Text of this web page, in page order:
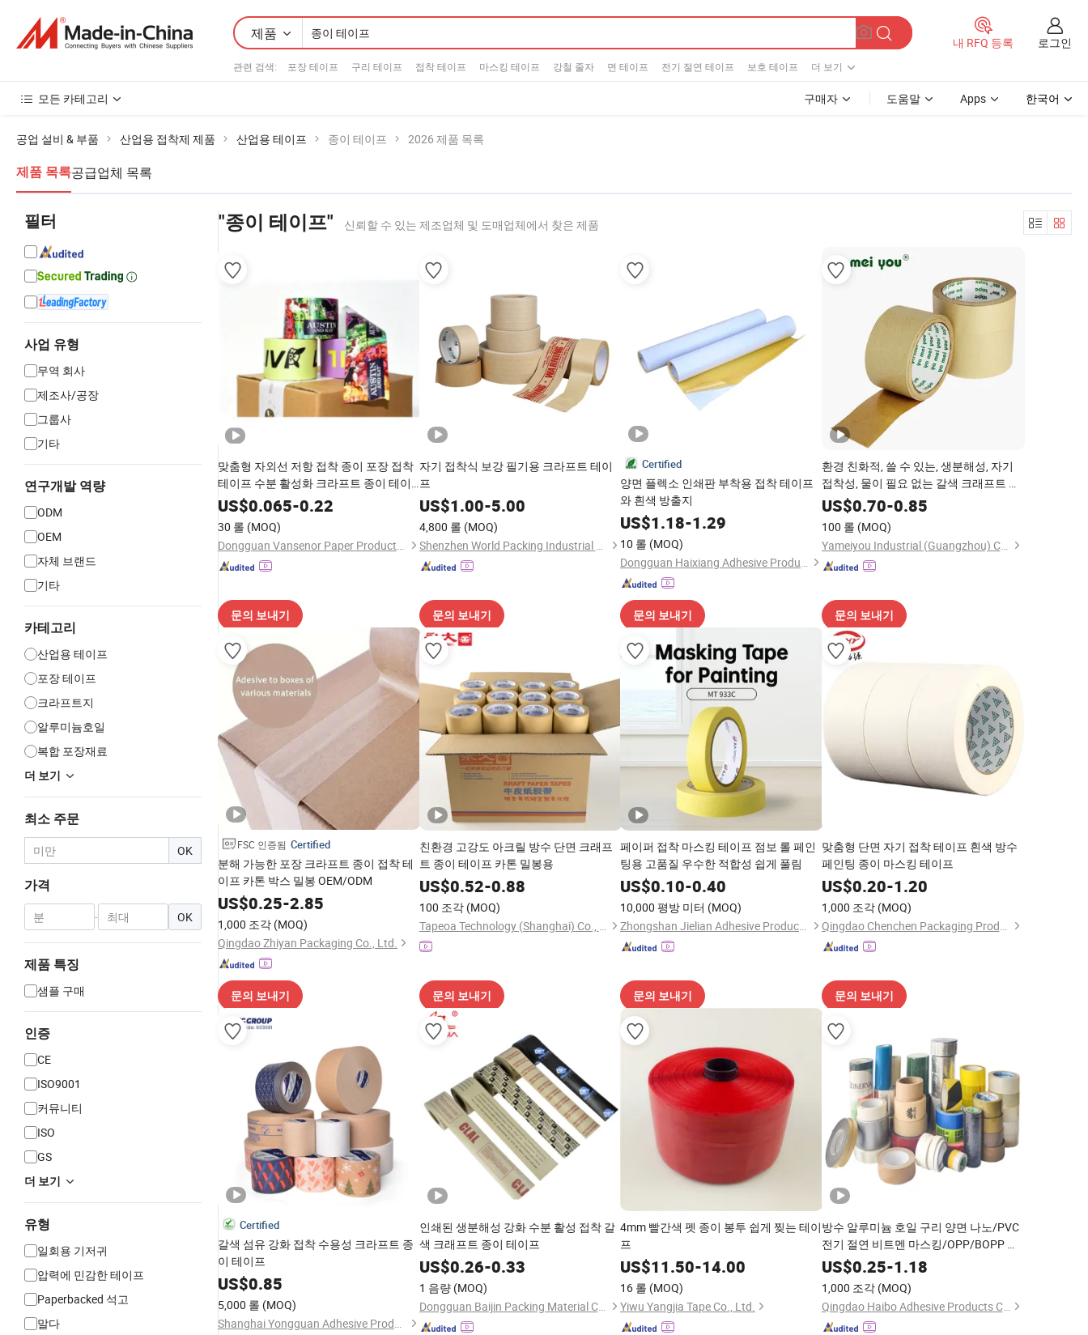
제품
관련 검색: 포장 테이프 구리 테이프 접착 테이프 마스킹 테이프 강철 줄자 면 테이프 전기 절연 테이프 보호 테이프 더 보기
내 RFQ 등록 로그인
모든 카테고리 구매자 도움말 Apps 한국어
공업 설비 & 부품 산업용 접착제 제품 산업용 테이프 종이 테이프 2026 제품 목록
제품 목록공급업체 목록
필터
사업 유형
무역 회사
제조사/공장
그룹사
기타
연구개발 역량
ODM
OEM
자체 브랜드
기타
카테고리
산업용 테이프
포장 테이프
크라프트지
알루미늄호일
복합 포장재료
더 보기
최소 주문
OK
가격
- OK
제품 특징
샘플 구매
인증
CE
ISO9001
커뮤니티
ISO
GS
더 보기
유형
일회용 기저귀
압력에 민감한 테이프
Paperbacked 석고
말다
"종이 테이프" 신뢰할 수 있는 제조업체 및 도매업체에서 찾은 제품
맞춤형 자외선 저항 접착 종이 포장 접착
테이프 수분 활성화 크라프트 종이 테이
프 배송 화물 밀봉용
US$0.065-0.22
30 롤 (MOQ)
Dongguan Vansenor Paper Products Co., Ltd.
문의 보내기
자기 접착식 보강 필기용 크라프트 테이
프
US$1.00-5.00
4,800 롤 (MOQ)
Shenzhen World Packing Industrial Limited
문의 보내기
Certified
양면 플렉소 인쇄판 부착용 접착 테이프
와 흰색 방출지
US$1.18-1.29
10 롤 (MOQ)
Dongguan Haixiang Adhesive Products Co., Ltd.
문의 보내기
환경 친화적, 쓸 수 있는, 생분해성, 자기
접착성, 물이 필요 없는 갈색 크래프트 종
이 테이프 제조업체
US$0.70-0.85
100 롤 (MOQ)
Yameiyou Industrial (Guangzhou) Co., Ltd.
문의 보내기
FSC 인증됨 Certified
분해 가능한 포장 크라프트 종이 접착 테
이프 카톤 박스 밀봉 OEM/ODM
US$0.25-2.85
1,000 조각 (MOQ)
Qingdao Zhiyan Packaging Co., Ltd.
문의 보내기
친환경 고강도 아크릴 방수 단면 크래프
트 종이 테이프 카톤 밀봉용
US$0.52-0.88
100 조각 (MOQ)
Tapeoa Technology (Shanghai) Co., Ltd.
문의 보내기
페이퍼 접착 마스킹 테이프 점보 롤 페인
팅용 고품질 우수한 적합성 쉽게 풀림
US$0.10-0.40
10,000 평방 미터 (MOQ)
Zhongshan Jielian Adhesive Products Co., Ltd.
문의 보내기
맞춤형 단면 자기 접착 테이프 흰색 방수
페인팅 종이 마스킹 테이프
US$0.20-1.20
1,000 조각 (MOQ)
Qingdao Chenchen Packaging Products Co., Ltd.
문의 보내기
Certified
갈색 섬유 강화 접착 수용성 크라프트 종
이 테이프
US$0.85
5,000 롤 (MOQ)
Shanghai Yongguan Adhesive Products Corp., Ltd.
인쇄된 생분해성 강화 수분 활성 접착 갈
색 크래프트 종이 테이프
US$0.26-0.33
1 음량 (MOQ)
Dongguan Baijin Packing Material Co., Ltd.
4mm 빨간색 펫 종이 봉투 쉽게 찢는 테이
프
US$11.50-14.00
16 롤 (MOQ)
Yiwu Yangjia Tape Co., Ltd.
방수 알루미늄 호일 구리 양면 나노/PVC
전기 절연 비트멘 마스킹/OPP/BOPP 포
장 크라프트 종이 포장 대형 롤 접착 테이
프
US$0.25-1.18
1,000 조각 (MOQ)
Qingdao Haibo Adhesive Products Co., Ltd.